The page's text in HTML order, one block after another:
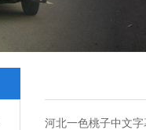
河北一色桃子中文